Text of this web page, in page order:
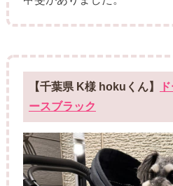
【千葉県 K様 hokuくん】
ースブラック